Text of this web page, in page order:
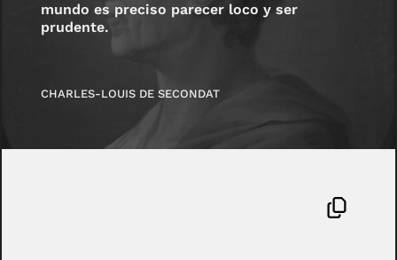
mundo es preciso parecer loco y ser
prudente.
CHARLES-LOUIS DE SECONDAT